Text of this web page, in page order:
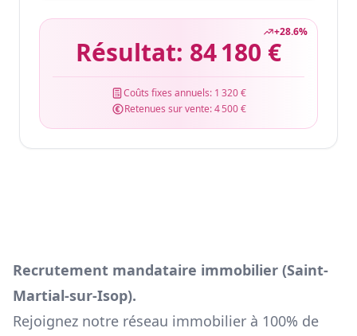
+28.6%
Résultat: 84 180 €
Coûts fixes annuels: 1 320 €
Retenues sur vente:4 500 €
Recrutement mandataire immobilier (Saint-
Martial-sur-Isop).
Rejoignez notre réseau immobilier à 100% de